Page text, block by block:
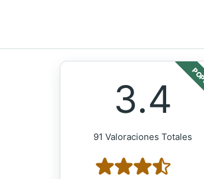
3.4
91 Valoraciones Totales